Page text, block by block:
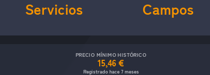
Servicios Campos
PRECIO MÍNIMO HISTÓRICO
15,46 €
Registrado hace 7 meses